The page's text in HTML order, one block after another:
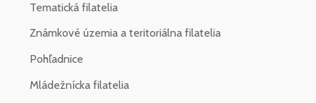
Tematická filatelia
Známkové územia a teritoriálna filatelia
Pohľadnice
Mládežnícka filatelia